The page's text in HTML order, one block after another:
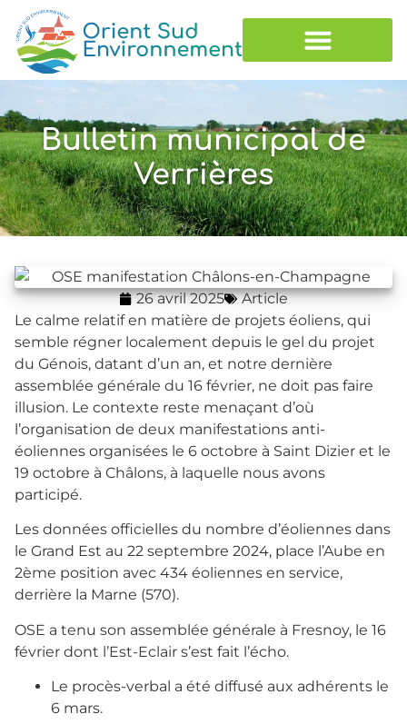
Bulletin municipal de
Verrières
26 avril 2025
Article
Le calme relatif en matière de projets éoliens, qui
semble régner localement depuis le gel du projet
du Génois, datant d’un an, et notre dernière
assemblée générale du 16 février, ne doit pas faire
illusion. Le contexte reste menaçant d’où
l’organisation de deux manifestations anti-
éoliennes organisées le 6 octobre à Saint Dizier et le
19 octobre à Châlons, à laquelle nous avons
participé.
Les données officielles du nombre d’éoliennes dans
le Grand Est au 22 septembre 2024, place l’Aube en
2ème position avec 434 éoliennes en service,
derrière la Marne (570).
OSE a tenu son assemblée générale à Fresnoy, le 16
février dont l’Est-Eclair s’est fait l’écho.
Le procès-verbal a été diffusé aux adhérents le
6 mars.